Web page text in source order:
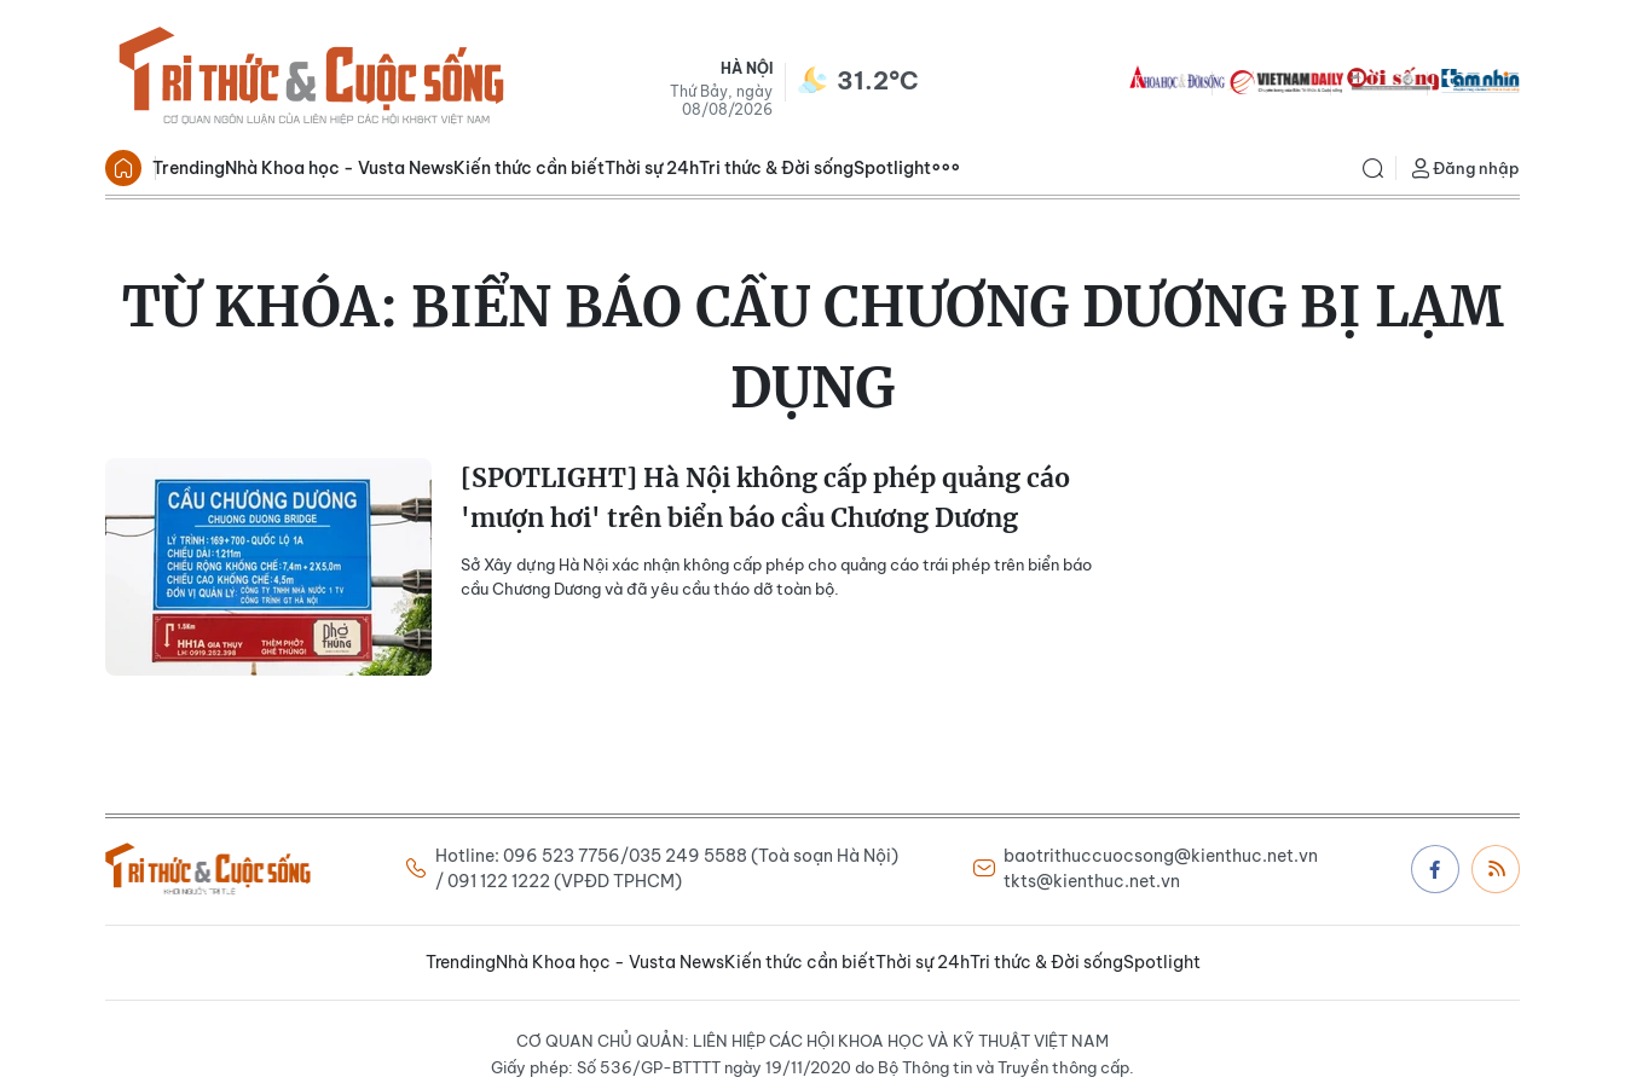
HÀ NỘI
Thứ Bảy, ngày
08/08/2026
31.2°C
TrendingNhà Khoa học - Vusta NewsKiến thức cần biếtThời sự 24hTri thức & Đời sốngSpotlight Đăng nhập
TỪ KHÓA: BIỂN BÁO CẦU CHƯƠNG DƯƠNG BỊ LẠM
DỤNG
[SPOTLIGHT] Hà Nội không cấp phép quảng cáo
'mượn hơi' trên biển báo cầu Chương Dương
Sở Xây dựng Hà Nội xác nhận không cấp phép cho quảng cáo trái phép trên biển báo
cầu Chương Dương và đã yêu cầu tháo dỡ toàn bộ.
Hotline: 096 523 7756/035 249 5588 (Toà soạn Hà Nội)
/ 091 122 1222 (VPĐD TPHCM)
baotrithuccuocsong@kienthuc.net.vn
tkts@kienthuc.net.vn
TrendingNhà Khoa học - Vusta NewsKiến thức cần biếtThời sự 24hTri thức & Đời sốngSpotlight
CƠ QUAN CHỦ QUẢN: LIÊN HIỆP CÁC HỘI KHOA HỌC VÀ KỸ THUẬT VIỆT NAM
Giấy phép: Số 536/GP-BTTTT ngày 19/11/2020 do Bộ Thông tin và Truyền thông cấp.